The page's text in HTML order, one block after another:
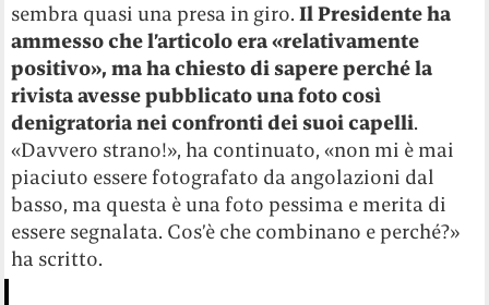
sembra quasi una presa in giro.Il Presidente ha
ammesso che l’articolo era «relativamente
positivo», ma ha chiesto di sapere perché la
rivista avesse pubblicato una foto così
denigratoria nei confronti dei suoi capelli.
«Davvero strano!», ha continuato, «non mi è mai
piaciuto essere fotografato da angolazioni dal
basso, ma questa è una foto pessima e merita di
essere segnalata. Cos’è che combinano e perché?»
ha scritto.